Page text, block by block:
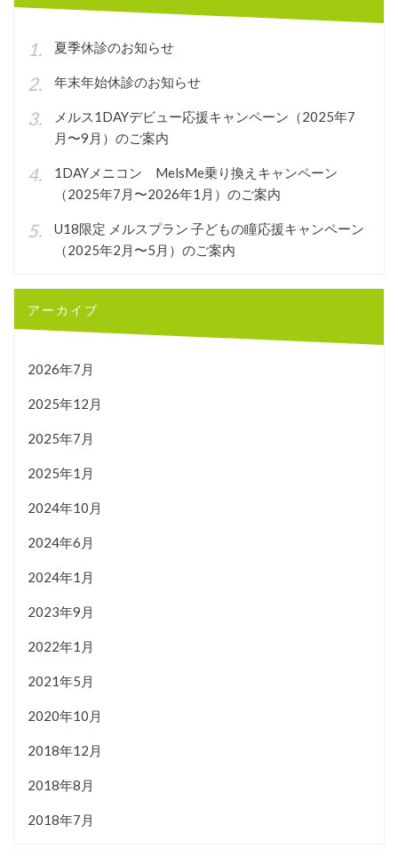
ン
夏季休診のお知らせ
年末年始休診のお知らせ
メルス1DAYデビュー応援キャンペーン（2025年7
月〜9月）のご案内
1DAYメニコン MelsMe乗り換えキャンペーン
（2025年7月〜2026年1月）のご案内
U18限定 メルスプラン 子どもの瞳応援キャンペーン
（2025年2月〜5月）のご案内
アーカイブ
2026年7月
2025年12月
2025年7月
2025年1月
2024年10月
2024年6月
2024年1月
2023年9月
2022年1月
2021年5月
2020年10月
2018年12月
2018年8月
2018年7月